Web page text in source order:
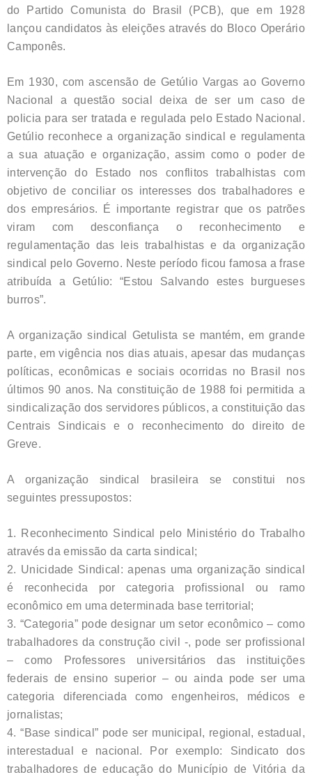
do Partido Comunista do Brasil (PCB), que em 1928
lançou candidatos às eleições através do Bloco Operário
Camponês.
Em 1930, com ascensão de Getúlio Vargas ao Governo
Nacional a questão social deixa de ser um caso de
policia para ser tratada e regulada pelo Estado Nacional.
Getúlio reconhece a organização sindical e regulamenta
a sua atuação e organização, assim como o poder de
intervenção do Estado nos conflitos trabalhistas com
objetivo de conciliar os interesses dos trabalhadores e
dos empresários. É importante registrar que os patrões
viram com desconfiança o reconhecimento e
regulamentação das leis trabalhistas e da organização
sindical pelo Governo. Neste período ficou famosa a frase
atribuída a Getúlio: “Estou Salvando estes burgueses
burros”.
A organização sindical Getulista se mantém, em grande
parte, em vigência nos dias atuais, apesar das mudanças
políticas, econômicas e sociais ocorridas no Brasil nos
últimos 90 anos. Na constituição de 1988 foi permitida a
sindicalização dos servidores públicos, a constituição das
Centrais Sindicais e o reconhecimento do direito de
Greve.
A organização sindical brasileira se constitui nos
seguintes pressupostos:
1. Reconhecimento Sindical pelo Ministério do Trabalho
através da emissão da carta sindical;
2. Unicidade Sindical: apenas uma organização sindical
é reconhecida por categoria profissional ou ramo
econômico em uma determinada base territorial;
3. “Categoria” pode designar um setor econômico – como
trabalhadores da construção civil -, pode ser profissional
– como Professores universitários das instituições
federais de ensino superior – ou ainda pode ser uma
categoria diferenciada como engenheiros, médicos e
jornalistas;
4. “Base sindical” pode ser municipal, regional, estadual,
interestadual e nacional. Por exemplo: Sindicato dos
trabalhadores de educação do Município de Vitória da